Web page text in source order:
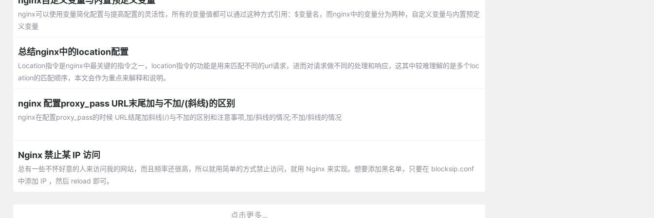
nginx可以使用变量简化配置与提高配置的灵活性，所有的变量值都可以通过这种方式引用：$变量名，而nginx中的变量分为两种，自定义变量与内置预定
义变量
总结nginx中的location配置
Location指令是nginx中最关键的指令之一，location指令的功能是用来匹配不同的url请求，进而对请求做不同的处理和响应，这其中较难理解的是多个loc
ation的匹配顺序，本文会作为重点来解释和说明。
nginx 配置proxy_pass URL末尾加与不加/(斜线)的区别
nginx在配置proxy_pass的时候 URL结尾加斜线(/)与不加的区别和注意事项,加/斜线的情况;不加/斜线的情况
Nginx 禁止某 IP 访问
总有一些不怀好意的人来访问我的网站，而且频率还很高，所以就用简单的方式禁止访问，就用 Nginx 来实现。想要添加黑名单，只要在 blocksip.conf
中添加 IP ，然后 reload 即可。
点击更多...